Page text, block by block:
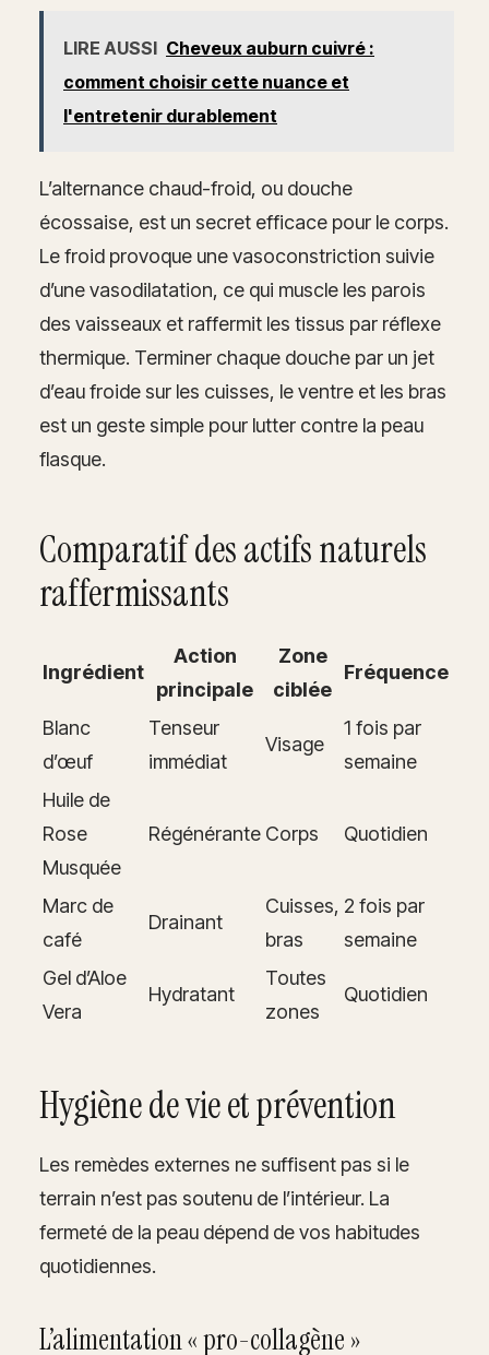
LIRE AUSSI Cheveux auburn cuivré :
comment choisir cette nuance et
l'entretenir durablement
L’alternance chaud-froid, ou douche
écossaise, est un secret efficace pour le corps.
Le froid provoque une vasoconstriction suivie
d’une vasodilatation, ce qui muscle les parois
des vaisseaux et raffermit les tissus par réflexe
thermique. Terminer chaque douche par un jet
d’eau froide sur les cuisses, le ventre et les bras
est un geste simple pour lutter contre la peau
flasque.
Comparatif des actifs naturels
raffermissants
Ingrédient
Action
principale
Zone
ciblée
Fréquence
Blanc
d’œuf
Tenseur
immédiat
Visage
1 fois par
semaine
Huile de
Rose
Musquée
Régénérante Corps Quotidien
Marc de
café
Drainant
Cuisses,
bras
2 fois par
semaine
Gel d’Aloe
Vera
Hydratant
Toutes
zones
Quotidien
Hygiène de vie et prévention
Les remèdes externes ne suffisent pas si le
terrain n’est pas soutenu de l’intérieur. La
fermeté de la peau dépend de vos habitudes
quotidiennes.
L’alimentation « pro-collagène »